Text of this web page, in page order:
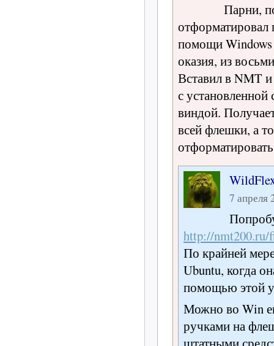
Парни,
помощи Windows
оказия, из
Вставил в NMT
с
виндой.
всей флешки, а
7 апреля
http://nmt200.ru/
По крайней
Ubuntu, когда
помощью этой
Можно во Win
ручками на